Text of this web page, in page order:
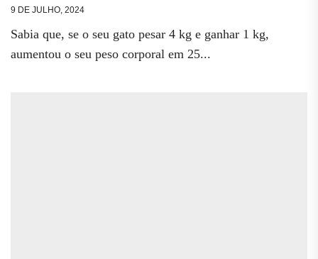
9 DE JULHO, 2024
Sabia que, se o seu gato pesar 4 kg e ganhar 1 kg,
aumentou o seu peso corporal em 25...